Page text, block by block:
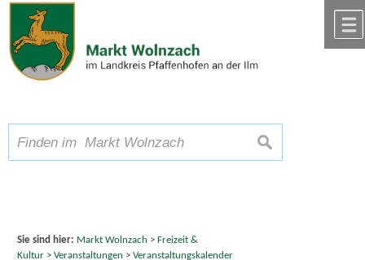
Zum Inhalt,zur Navigation
Schriftgröße A A A suchen
Sie sind hier: Markt Wolnzach > Freizeit &
Kultur> Veranstaltungen > Veranstaltungskalender